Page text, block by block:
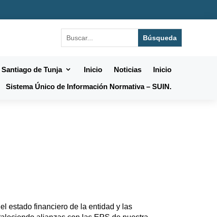
Santiago de Tunja Inicio Noticias Inicio
Sistema Único de Información Normativa – SUIN.
estado financiero de la entidad y las